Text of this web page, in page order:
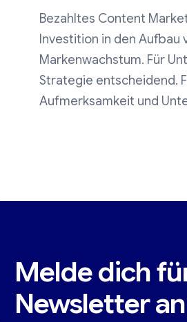
Bezahltes Content
Investition in den
Markenwachstum. Für
Strategie entscheidend.
Aufmerksamkeit und
Melde dich
Newsletter an